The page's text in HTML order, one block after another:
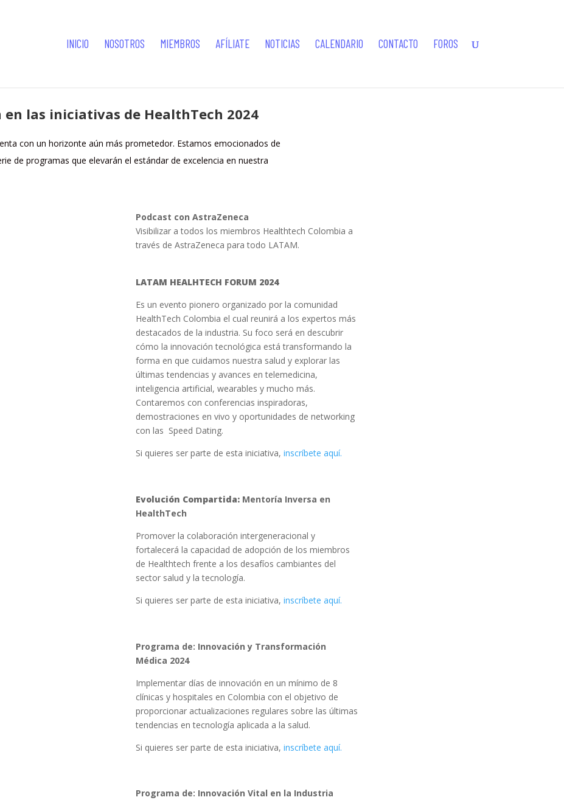
INICIO NOSOTROS MIEMBROS AFÍLIATE NOTICIAS CALENDARIO CONTACTO FOROS
en las iniciativas de HealthTech 2024
con un horizonte aún más prometedor. Estamos emocionados de
de programas que elevarán el estándar de excelencia en nuestra
Podcast con AstraZeneca
Visibilizar a todos los miembros Healthtech Colombia a
través de AstraZeneca para todo LATAM.
LATAM HEALHTECH FORUM 2024
Es un evento pionero organizado por la comunidad
HealthTech Colombia el cual reunirá a los expertos más
destacados de la industria. Su foco será en descubrir
cómo la innovación tecnológica está transformando la
forma en que cuidamos nuestra salud y explorar las
últimas tendencias y avances en telemedicina,
inteligencia artificial, wearables y mucho más.
Contaremos con conferencias inspiradoras,
demostraciones en vivo y oportunidades de networking
con las Speed Dating.
Si quieres ser parte de esta iniciativa, inscríbete aquí.
Evolución Compartida: Mentoría Inversa en
HealthTech
Promover la colaboración intergeneracional y
fortalecerá la capacidad de adopción de los miembros
de Healthtech frente a los desafíos cambiantes del
sector salud y la tecnología.
Si quieres ser parte de esta iniciativa, inscríbete aquí.
Programa de: Innovación y Transformación
Médica 2024
Implementar días de innovación en un mínimo de 8
clínicas y hospitales en Colombia con el objetivo de
proporcionar actualizaciones regulares sobre las últimas
tendencias en tecnología aplicada a la salud.
Si quieres ser parte de esta iniciativa, inscríbete aquí.
Programa de: Innovación Vital en la Industria